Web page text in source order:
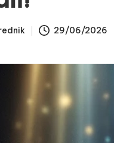
29/06/2026